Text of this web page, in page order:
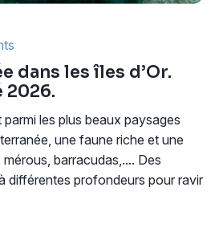
dans les îles d’Or.
2026.
parmi les plus beaux paysages
une faune riche et une
barracudas,.... Des
différentes profondeurs pour ravir